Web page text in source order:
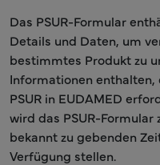
Das PSUR-Formular
Details und Daten, um
bestimmtes Produkt zu
Informationen
PSUR in EUDAMED
wird das PSUR-
bekannt zu gebenden
Verfügung stellen.